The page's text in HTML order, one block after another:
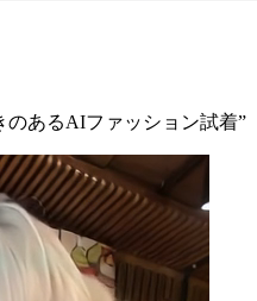
のあるAIファッション試着”